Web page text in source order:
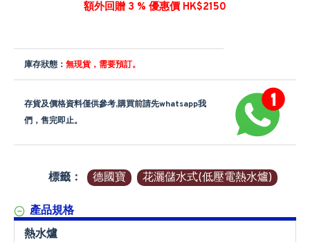
額外回贈 3 % 優惠價 HK$2150
庫存狀態： 無現貨，需要預訂。
存貨及價格資料僅供參考,購買前請先whatsapp我
們，售完即止。
標籤： 德國寶 花灑儲水式(低壓電熱水爐)
產品規格
熱水爐